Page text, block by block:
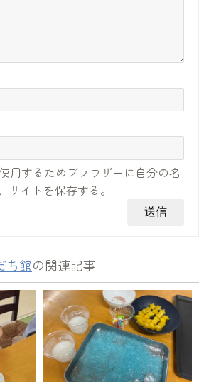
用するためブラウザーに自分の名
サイトを保存する。
ち館の関連記事